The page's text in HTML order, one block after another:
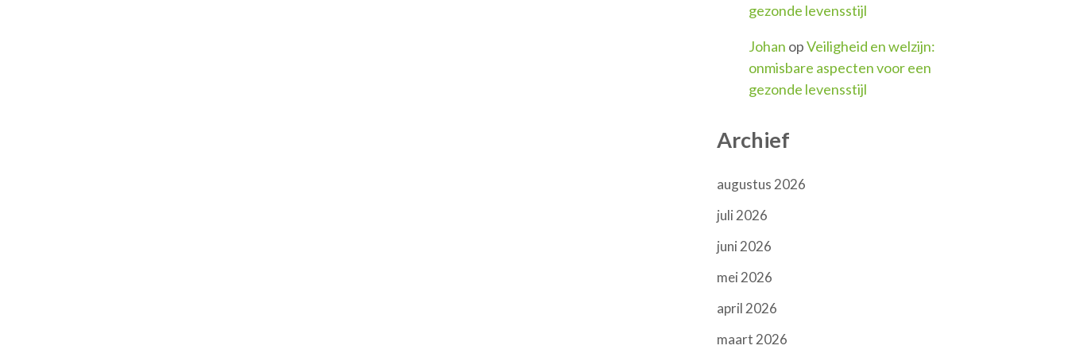
gezonde levensstijl
Johan opVeiligheid en welzijn:
onmisbare aspecten voor een
gezonde levensstijl
Archief
augustus 2026
juli 2026
juni 2026
mei 2026
april 2026
maart 2026